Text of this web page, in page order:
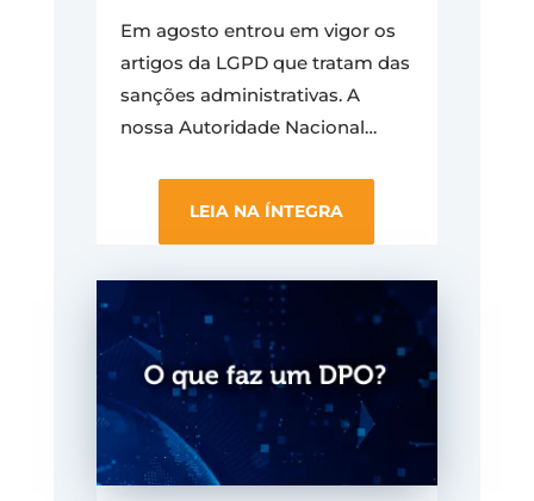
Em agosto entrou em vigor os
artigos da LGPD que tratam das
sanções administrativas. A
nossa Autoridade Nacional…
LEIA NA ÍNTEGRA